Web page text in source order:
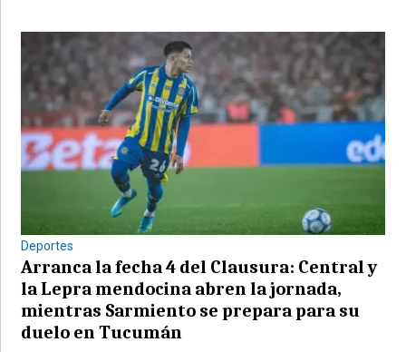
Deportes
Arranca la fecha 4 del Clausura: Central y
la Lepra mendocina abren la jornada,
mientras Sarmiento se prepara para su
duelo en Tucumán